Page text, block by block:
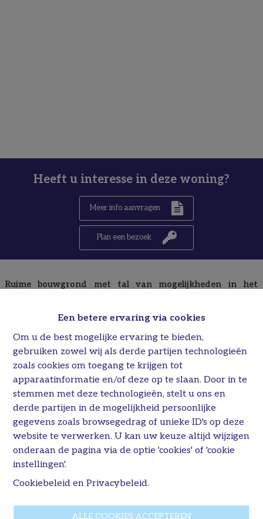
Een betere ervaring via cookies
Om u de best mogelijke ervaring te bieden,
gebruiken zowel wij als derde partijen technologieën
zoals cookies om toegang te krijgen tot
apparaatinformatie en/of deze op te slaan. Door in te
stemmen met deze technologieën, stelt u ons en
derde partijen in de mogelijkheid persoonlijke
gegevens zoals browsegedrag of unieke ID's op deze
website te verwerken. U kan uw keuze altijd wijzigen
onderaan de pagina via de optie 'cookies' of 'cookie
instellingen'.
Cookiebeleid enPrivacybeleid.
ALLE COOKIES ACCEPTEREN
Heeft u interesse in deze woning?
Meer info aanvragen
Plan een bezoek
Ruime bouwgrond met tal van mogelijkheden in het
zich deze mooie bouwgrond voor halfopen bebouwing op een
perceel van maar liefst09a 32ca (932 m²).
Met een straatbreedte van
13,15 meterbiedt dit perceel een
uitstekende basis voor het realiseren van een ruime
gezinswoning met een grote tuin, terras en voldoende privacy.
De royale perceeloppervlakte zorgt ervoor dat u hier alle
vrijheid heeft om uw woonproject volledig naar eigen smaak uit
te werken.
De ligging is een absolute troef: rustig en groen wonen met
tegelijk een vlotte verbinding naar Bilzen, scholen, winkels en
belangrijke invalswegen. Een ideale locatie voor wie houdt van
comfortabel wonen in een aangename omgeving.
Enkele sterke punten van dit perceel:
Bouwgrond voor halfopen bebouwing
13,15 meter straatbreedte